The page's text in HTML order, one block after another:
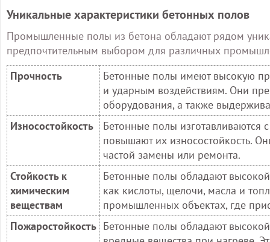
Уникальные характеристики бетонных полов
Промышленные полы из бетона обладают рядом
предпочтительным выбором для различных
Прочность
Бетонные полы имеют высокую
и ударным воздействиям. Они
оборудования, а также
Износостойкость
Бетонные полы изготавливаются
повышают их износостойкость.
частой замены или ремонта.
Стойкость к
химическим
веществам
Бетонные полы обладают
как кислоты, щелочи, масла и
промышленных объектах, где
Пожаростойкость Бетонные полы обладают